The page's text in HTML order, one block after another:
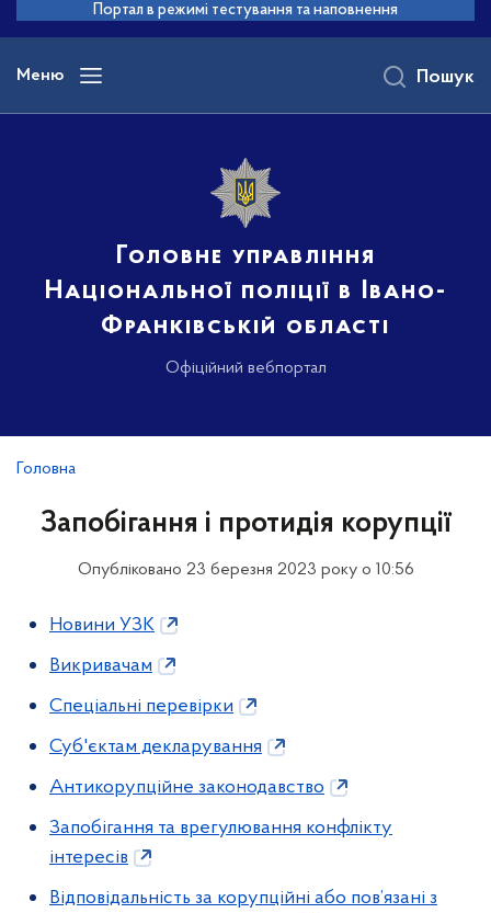
основного
вмісту
Портал в режимі тестування та наповнення
Меню
Головне управління
Національної поліції в Івано-
Франківській області
Офіційний вебпортал
Пошук
Головна
Запобігання і протидія корупції
Опубліковано 23 березня 2023 року о 10:56
Новини УЗК
Викривачам
Спеціальні перевірки
Суб'єктам декларування
Антикорупційне законодавство
Запобігання та врегулювання конфлікту
інтересів
Відповідальність за корупційні або пов’язані з